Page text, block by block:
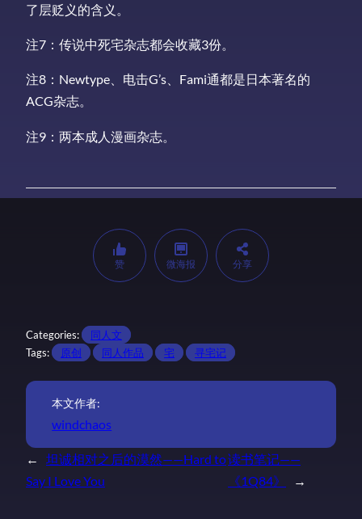
了层贬义的含义。
注7：传说中死宅杂志都会收藏3份。
注8：Newtype、电击G’s、Fami通都是日本著名的
ACG杂志。
注9：两本成人漫画杂志。
赞 微海报 分享
Categories:
同人文
Tags:
原创 同人作品 宅 寻宅记
本文作者:
windchaos
←
坦诚相对之后的漠然——Hard to
Say I Love You
读书笔记——
《1Q84》
→